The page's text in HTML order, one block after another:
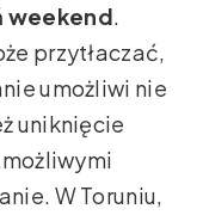
weekend.
przytłaczać,
umożliwi nie
uniknięcie
W Toruniu,